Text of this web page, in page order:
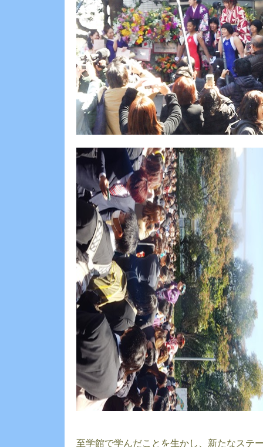
至学館で学んだことを生かし、新たなステ